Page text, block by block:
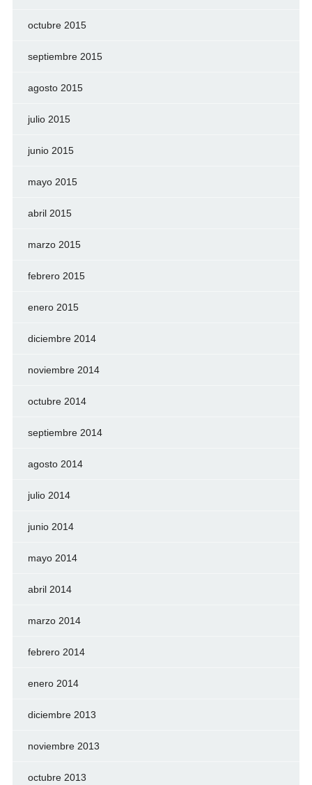
octubre 2015
septiembre 2015
agosto 2015
julio 2015
junio 2015
mayo 2015
abril 2015
marzo 2015
febrero 2015
enero 2015
diciembre 2014
noviembre 2014
octubre 2014
septiembre 2014
agosto 2014
julio 2014
junio 2014
mayo 2014
abril 2014
marzo 2014
febrero 2014
enero 2014
diciembre 2013
noviembre 2013
octubre 2013